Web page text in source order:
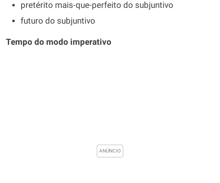
pretérito mais-que-perfeito do subjuntivo
futuro do subjuntivo
Tempo do modo imperativo